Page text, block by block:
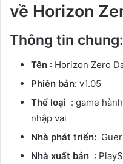
về Horizon
Thông tin chung:
Tên : Horizon Zero
Phiên bản: v1.05
Thể loại : game
nhập vai
Nhà phát triển:
Nhà xuất bản :